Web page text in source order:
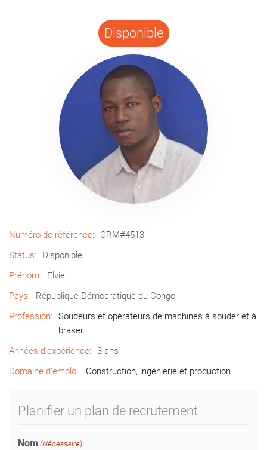
Disponible
Numéro de référence:
CRM#4513
Status:
Disponible
Prénom:
Elvie
Pays:
République Démocratique du Congo
Profession:
Soudeurs et opérateurs de machines à souder et à
braser
Années d’expérience:
3 ans
Domaine d’emploi:
Construction, ingénierie et production
Planifier un plan de recrutement
Nom (Nécessaire)